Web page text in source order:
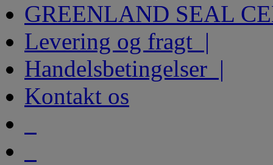
GREENLAND SEAL
Levering og fragt |
Handelsbetingelser |
Kontakt os